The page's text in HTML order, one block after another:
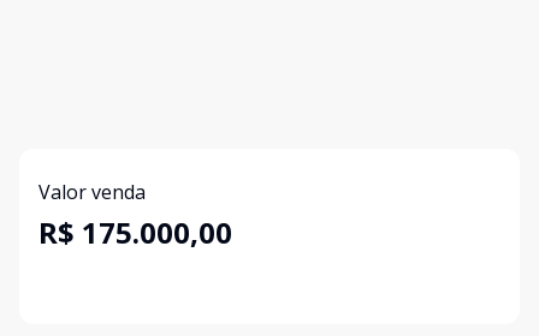
Valor venda
R$ 175.000,00